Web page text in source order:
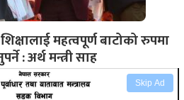
Skip Ad
महत्वपूर्ण बाटोको रुपमा
: अर्थ मन्त्री साह